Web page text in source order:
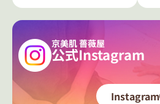
京美肌 薔薇屋
公式Instagram
Instagram